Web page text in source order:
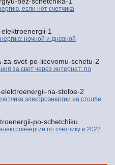
если нет счетчика
ночной и дневной
за свет через интернет: по
электроэнергии на столбе
по счетчику в 2022